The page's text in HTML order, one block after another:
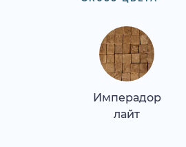
Имперадор
лайт